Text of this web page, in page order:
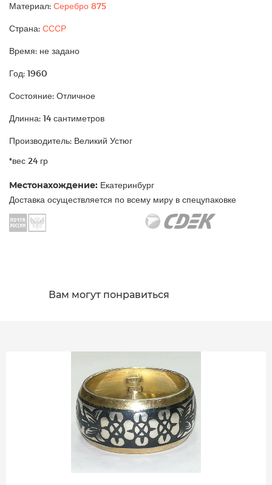
Материал: Серебро 875
Страна: СССР
Время: не задано
Год: 1960
Состояние: Отличное
Длинна: 14 сантиметров
Производитель: Великий Устюг
*вес 24 гр
Местонахождение: Екатеринбург
Доставка осуществляется по всему миру в спецупаковке
Вам могут понравиться